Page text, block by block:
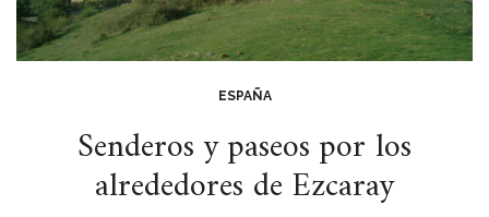
ESPAÑA
Senderos y paseos por los
alrededores de Ezcaray